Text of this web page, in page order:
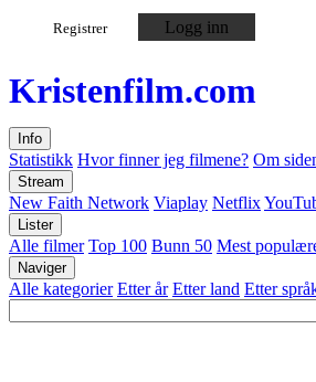
Registrer Logg inn
Kristenfilm.com
Info
Statistikk Hvor finner jeg filmene? Om
Stream
New Faith Network Viaplay Netflix
Lister
Alle filmer Top 100 Bunn 50 Mest
Naviger
Alle kategorier Etter år Etter land Etter